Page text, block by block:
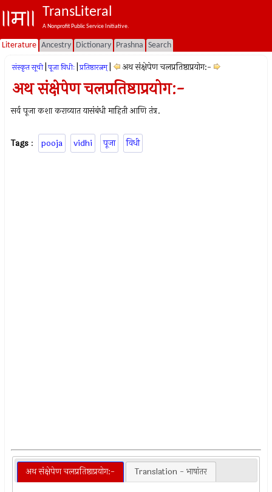
TransLiteral
A Nonprofit Public Service Initiative.
Literature Ancestry Dictionary Prashna Search
संस्कृत सूची पूजा विधीः प्रतिष्ठारत्नम् अथ संक्षेपेण चलप्रतिष्ठाप्रयोग:-
अथ संक्षेपेण चलप्रतिष्ठाप्रयोग:-
सर्व पूजा कशा कराव्यात यासंबंधी माहिती आणि तंत्र.
Tags : pooja vidhi पूजा विधी
अथ संक्षेपेण चलप्रतिष्ठाप्रयोग:- Translation - भाषांतर